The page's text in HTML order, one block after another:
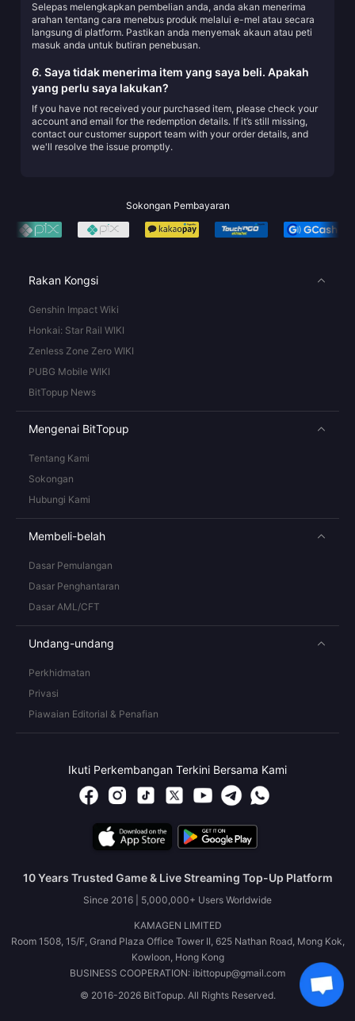
Selepas melengkapkan pembelian anda, anda akan menerima
arahan tentang cara menebus produk melalui e-mel atau secara
langsung di platform. Pastikan anda menyemak akaun atau peti
masuk anda untuk butiran penebusan.
6. Saya tidak menerima item yang saya beli. Apakah
yang perlu saya lakukan?
If you have not received your purchased item, please check your
account and email for the redemption details. If it’s still missing,
contact our customer support team with your order details, and
we'll resolve the issue promptly.
Sokongan Pembayaran
Rakan Kongsi
Genshin Impact Wiki
Honkai: Star Rail WIKI
Zenless Zone Zero WIKI
PUBG Mobile WIKI
BitTopup News
Mengenai BitTopup
Tentang Kami
Sokongan
Hubungi Kami
Membeli-belah
Dasar Pemulangan
Dasar Penghantaran
Dasar AML/CFT
Undang-undang
Perkhidmatan
Privasi
Piawaian Editorial & Penafian
Ikuti Perkembangan Terkini Bersama Kami
10 Years Trusted Game & Live Streaming Top-Up Platform
Since 2016 | 5,000,000+ Users Worldwide
KAMAGEN LIMITED
Room 1508, 15/F, Grand Plaza Office Tower II, 625 Nathan Road, Mong Kok,
Kowloon, Hong Kong
BUSINESS COOPERATION: ibittopup@gmail.com
© 2016-2026 BitTopup. All Rights Reserved.